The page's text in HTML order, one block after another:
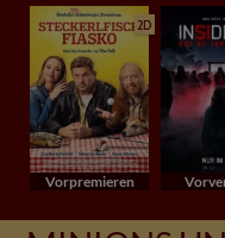
2D
Vorpremieren